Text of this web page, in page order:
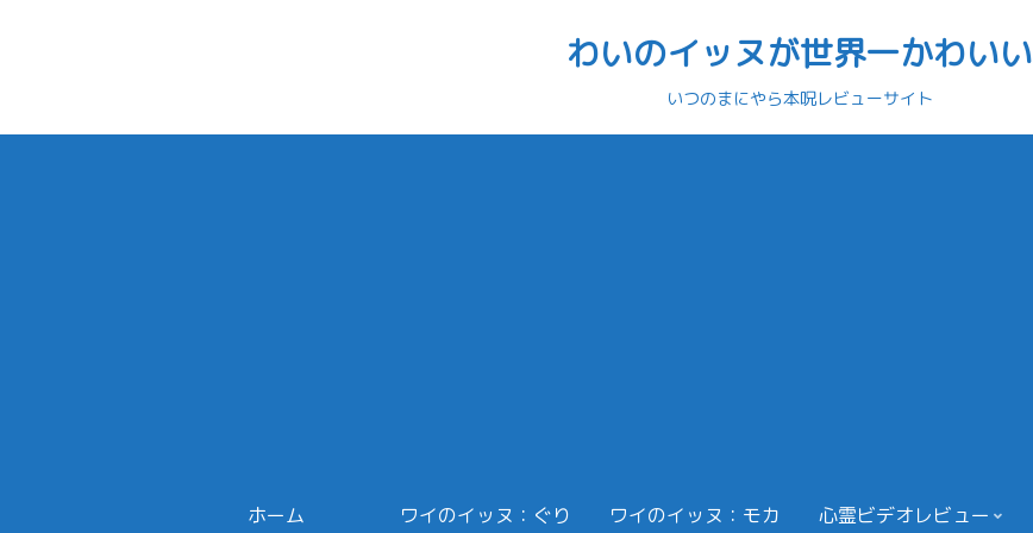
わいのイッヌが世界一かわいい
いつのまにやら本呪レビューサイト
ホーム ワイのイッヌ：ぐり ワイのイッヌ：モカ 心霊ビデオレビュー